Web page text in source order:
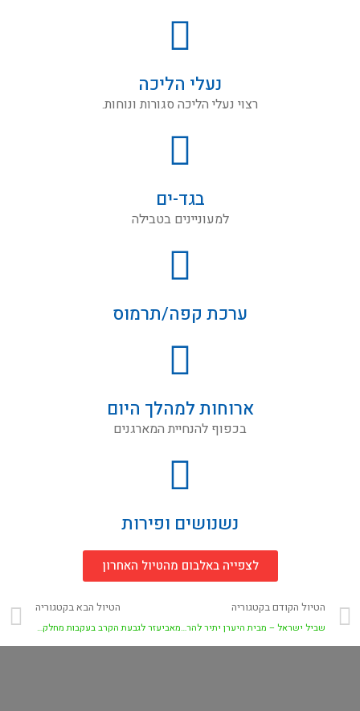
נעלי הליכה
רצוי נעלי הליכה סגורות ונוחות.
בגד-ים
למעוניינים בטבילה
ערכת קפה/תרמוס
ארוחות למהלך היום
בכפוף להנחיית המארגנים
נשנושים ופירות
לצפייה באלבום מהטיול האחרון
הטיול הקודם בקטגוריה
שביל ישראל – מבית היערן יתיר להר עמשא
הטיול הבא בקטגוריה
מאביעזר לגבעת הקרב בעקבות מחלקת הל"ה